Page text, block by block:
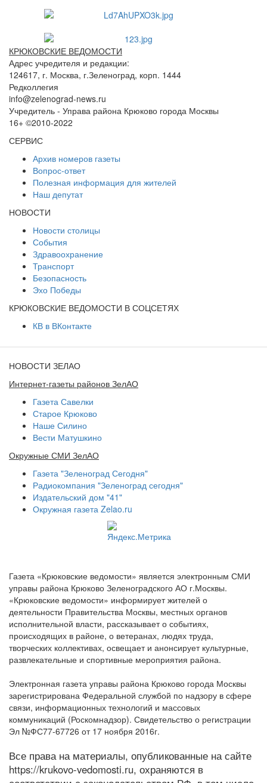
КРЮКОВСКИЕ ВЕДОМОСТИ
Адрес учредителя и редакции:
124617, г. Москва, г.Зеленоград, корп. 1444
Редколлегия
info@zelenograd-news.ru
Учредитель - Управа района Крюково города Москвы
16+ ©2010-2022
СЕРВИС
Архив номеров газеты
Вопрос-ответ
Полезная информация для жителей
Наш депутат
НОВОСТИ
Новости столицы
События
Здравоохранение
Транспорт
Безопасность
Эхо Победы
КРЮКОВСКИЕ ВЕДОМОСТИ В СОЦСЕТЯХ
КВ в ВКонтакте
НОВОСТИ ЗЕЛАО
Интернет-газеты районов ЗелАО
Газета Савелки
Старое Крюково
Наше Силино
Вести Матушкино
Окружные СМИ ЗелАО
Газета "Зеленоград Сегодня"
Радиокомпания "Зеленоград сегодня"
Издательский дом "41"
Окружная газета Zelao.ru
Газета «Крюковские ведомости» является электронным СМИ
управы района Крюково Зеленоградского АО г.Москвы.
«Крюковские ведомости» информирует жителей о
деятельности Правительства Москвы, местных органов
исполнительной власти, рассказывает о событиях,
происходящих в районе, о ветеранах, людях труда,
творческих коллективах, освещает и анонсирует культурные,
развлекательные и спортивные мероприятия района.
Электронная газета управы района Крюково города Москвы
зарегистрирована Федеральной службой по надзору в сфере
связи, информационных технологий и массовых
коммуникаций (Роскомнадзор). Свидетельство о регистрации
Эл №ФС77-67726 от 17 ноября 2016г.
Все права на материалы, опубликованные на сайте
https://krukovo-vedomosti.ru, охраняются в